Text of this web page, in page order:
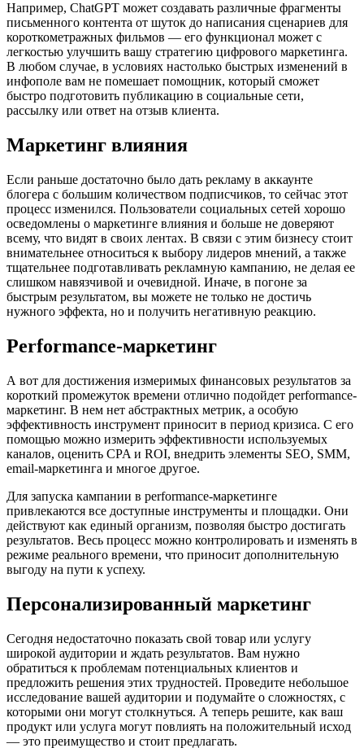
Например, ChatGPT может создавать различные фрагменты
письменного контента от шуток до написания сценариев для
короткометражных фильмов — его функционал может с
легкостью улучшить вашу стратегию цифрового маркетинга.
В любом случае, в условиях настолько быстрых изменений в
инфополе вам не помешает помощник, который сможет
быстро подготовить публикацию в социальные сети,
рассылку или ответ на отзыв клиента.
Маркетинг влияния
Если раньше достаточно было дать рекламу в аккаунте
блогера с большим количеством подписчиков, то сейчас этот
процесс изменился. Пользователи социальных сетей хорошо
осведомлены о маркетинге влияния и больше не доверяют
всему, что видят в своих лентах. В связи с этим бизнесу стоит
внимательнее относиться к выбору лидеров мнений, а также
тщательнее подготавливать рекламную кампанию, не делая ее
слишком навязчивой и очевидной. Иначе, в погоне за
быстрым результатом, вы можете не только не достичь
нужного эффекта, но и получить негативную реакцию.
Performance-маркетинг
А вот для достижения измеримых финансовых результатов за
короткий промежуток времени отлично подойдет performance-
маркетинг. В нем нет абстрактных метрик, а особую
эффективность инструмент приносит в период кризиса. С его
помощью можно измерить эффективности используемых
каналов, оценить CPA и ROI, внедрить элементы SEO, SMM,
email-маркетинга и многое другое.
Для запуска кампании в performance-маркетинге
привлекаются все доступные инструменты и площадки. Они
действуют как единый организм, позволяя быстро достигать
результатов. Весь процесс можно контролировать и изменять в
режиме реального времени, что приносит дополнительную
выгоду на пути к успеху.
Персонализированный маркетинг
Сегодня недостаточно показать свой товар или услугу
широкой аудитории и ждать результатов. Вам нужно
обратиться к проблемам потенциальных клиентов и
предложить решения этих трудностей. Проведите небольшое
исследование вашей аудитории и подумайте о сложностях, с
которыми они могут столкнуться. А теперь решите, как ваш
продукт или услуга могут повлиять на положительный исход
— это преимущество и стоит предлагать.